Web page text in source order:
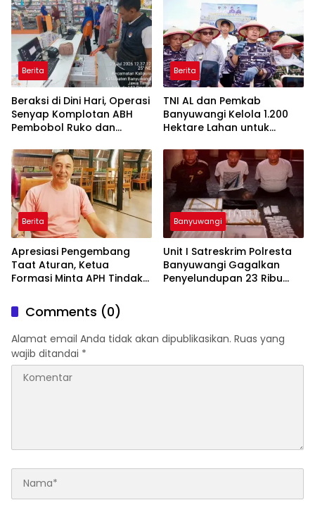
Trenggalek
Berita
Beraksi di Dini Hari, Operasi
Senyap Komplotan ABH
Pembobol Ruko dan
Macan Blambangan
Berita
TNI AL dan Pemkab
Banyuwangi Kelola 1.200
Hektare Lahan untuk
Nasional
Berita
Apresiasi Pengembang
Taat Aturan, Ketua
Formasi Minta APH Tindak
Pertanyakan Perizinan di
Gambor
Banyuwangi
Unit I Satreskrim Polresta
Banyuwangi Gagalkan
Penyelundupan 23 Ribu
Comments (0)
Alamat email Anda tidak akan dipublikasikan. Ruas yang
wajib ditandai *